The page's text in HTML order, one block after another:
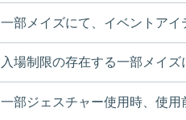
一部メイズにて、イベントア
入場制限の存在する一部メイ
一部ジェスチャー使用時、使